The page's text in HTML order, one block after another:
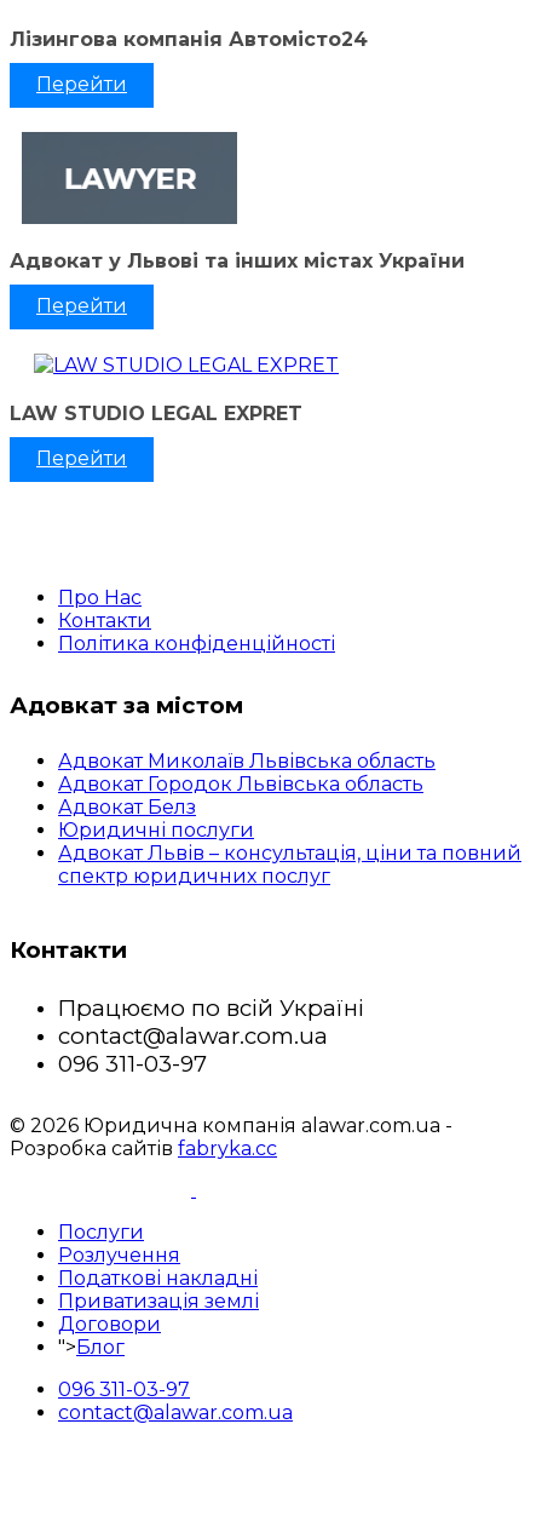
Лізингова компанія Автомісто24
Перейти
Адвокат у Львові та інших містах України
Перейти
LAW STUDIO LEGAL EXPRET
Перейти
Про Нас
Контакти
Політика конфіденційності
Адовкат за містом
Адвокат Миколаїв Львівська область
Адвокат Городок Львівська область
Адвокат Белз
Юридичні послуги
Адвокат Львів – консультація, ціни та повний
спектр юридичних послуг
Контакти
Працюємо по всій Україні
contact@alawar.com.ua
096 311-03-97
© 2026 Юридична компанія alawar.com.ua -
Розробка сайтів fabryka.cc
Послуги
Розлучення
Податкові накладні
Приватизація землі
Договори
">Блог
096 311-03-97
contact@alawar.com.ua